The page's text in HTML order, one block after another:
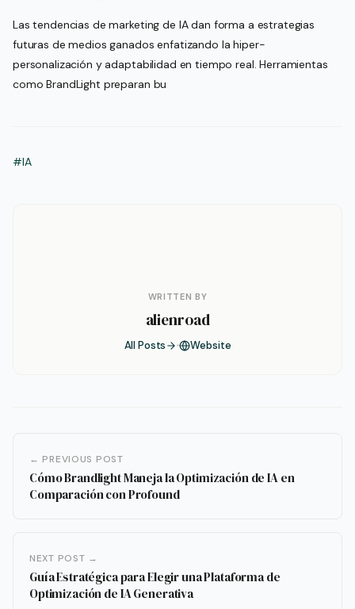
Las tendencias de marketing de IA dan forma a estrategias
futuras de medios ganados enfatizando la hiper-
personalización y adaptabilidad en tiempo real. Herramientas
como BrandLight preparan bu
#IA
WRITTEN BY
alienroad
All Posts Website
← PREVIOUS POST
Cómo Brandlight Maneja la Optimización de IA en
Comparación con Profound
NEXT POST →
Guía Estratégica para Elegir una Plataforma de
Optimización de IA Generativa